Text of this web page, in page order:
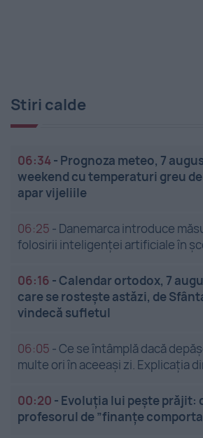
Stiri calde
06:34- Prognoza meteo, 7
weekend cu temperaturi greu
apar vijeliile
06:25 - Danemarca introduce
folosirii inteligenței artificiale în
06:16 -Calendar ortodox, 7
care se rostește astăzi, de
vindecă sufletul
06:05 -Ce se întâmplă dacă
multe ori în aceeași zi. Explicația
00:20 - Evoluția lui pește prăjit:
profesorul de ”finanțe